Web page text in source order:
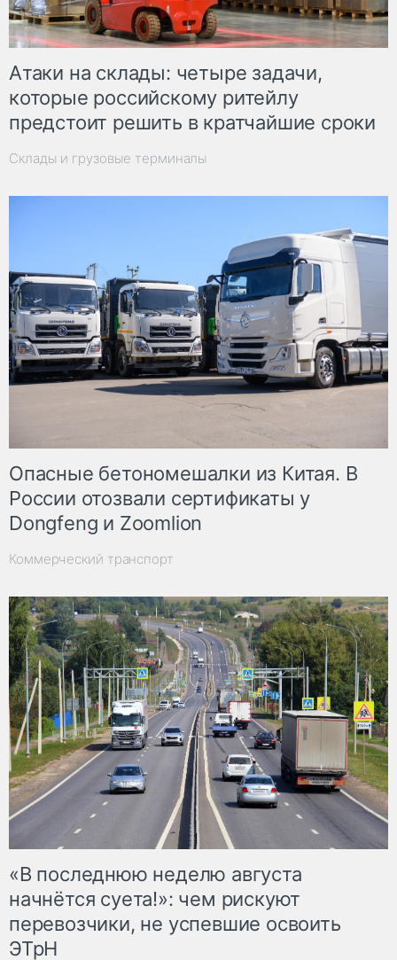
Атаки на склады: четыре задачи,
которые российскому ритейлу
предстоит решить в кратчайшие сроки
Склады и грузовые терминалы
Опасные бетономешалки из Китая. В
России отозвали сертификаты у
Dongfeng и Zoomlion
Коммерческий транспорт
«В последнюю неделю августа
начнётся суета!»: чем рискуют
перевозчики, не успевшие освоить
ЭТрН